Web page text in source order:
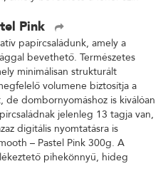
Pink
papírcsaládunk, amely a
bevethető. Természetes
minimálisan strukturált
volumene biztosítja a
dombornyomáshoz is kiválóan
jelenleg 13 tagja van,
digitális nyomtatásra is
– Pastel Pink 300g. A
pihekönnyű, hideg